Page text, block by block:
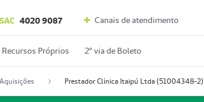
SAC 4020 9087 Canais de atendimento
Recursos Próprios 2º via de Boleto
Prestador Clínica Itaipú Ltda (51004348-2)